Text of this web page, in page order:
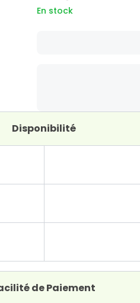
En stock
Disponibilité
de Paiement